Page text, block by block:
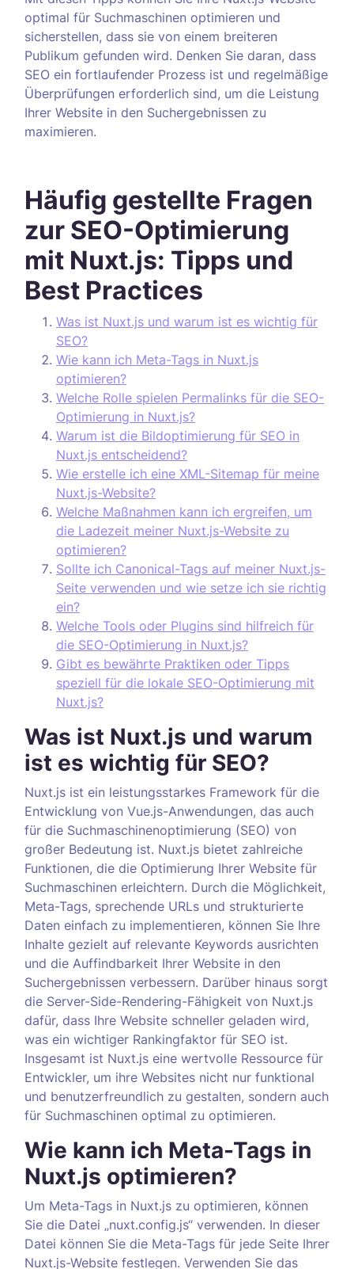
optimal für Suchmaschinen optimieren und
sicherstellen, dass sie von einem breiteren
Publikum gefunden wird. Denken Sie daran, dass
SEO ein fortlaufender Prozess ist und regelmäßige
Überprüfungen erforderlich sind, um die Leistung
Ihrer Website in den Suchergebnissen zu
maximieren.
Häufig gestellte Fragen
zur SEO-Optimierung
mit Nuxt.js: Tipps und
Best Practices
Was ist Nuxt.js und warum ist es wichtig für
SEO?
Wie kann ich Meta-Tags in Nuxt.js
optimieren?
Welche Rolle spielen Permalinks für die SEO-
Optimierung in Nuxt.js?
Warum ist die Bildoptimierung für SEO in
Nuxt.js entscheidend?
Wie erstelle ich eine XML-Sitemap für meine
Nuxt.js-Website?
Welche Maßnahmen kann ich ergreifen, um
die Ladezeit meiner Nuxt.js-Website zu
optimieren?
Sollte ich Canonical-Tags auf meiner Nuxt.js-
Seite verwenden und wie setze ich sie richtig
ein?
Welche Tools oder Plugins sind hilfreich für
die SEO-Optimierung in Nuxt.js?
Gibt es bewährte Praktiken oder Tipps
speziell für die lokale SEO-Optimierung mit
Nuxt.js?
Was ist Nuxt.js und warum
ist es wichtig für SEO?
Nuxt.js ist ein leistungsstarkes Framework für die
Entwicklung von Vue.js-Anwendungen, das auch
für die Suchmaschinenoptimierung (SEO) von
großer Bedeutung ist. Nuxt.js bietet zahlreiche
Funktionen, die die Optimierung Ihrer Website für
Suchmaschinen erleichtern. Durch die Möglichkeit,
Meta-Tags, sprechende URLs und strukturierte
Daten einfach zu implementieren, können Sie Ihre
Inhalte gezielt auf relevante Keywords ausrichten
und die Auffindbarkeit Ihrer Website in den
Suchergebnissen verbessern. Darüber hinaus sorgt
die Server-Side-Rendering-Fähigkeit von Nuxt.js
dafür, dass Ihre Website schneller geladen wird,
was ein wichtiger Rankingfaktor für SEO ist.
Insgesamt ist Nuxt.js eine wertvolle Ressource für
Entwickler, um ihre Websites nicht nur funktional
und benutzerfreundlich zu gestalten, sondern auch
für Suchmaschinen optimal zu optimieren.
Wie kann ich Meta-Tags in
Nuxt.js optimieren?
Um Meta-Tags in Nuxt.js zu optimieren, können
Sie die Datei „nuxt.config.js“ verwenden. In dieser
Datei können Sie die Meta-Tags für jede Seite Ihrer
Nuxt.js-Website festlegen. Verwenden Sie das